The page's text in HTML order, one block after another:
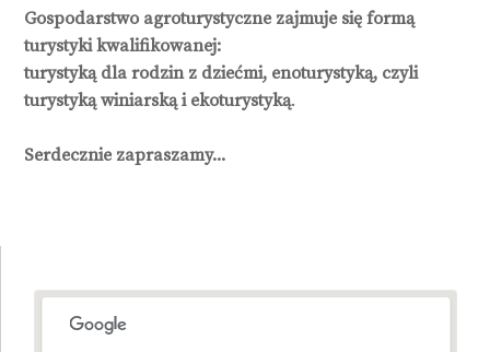
Gospodarstwo agroturystyczne zajmuje się formą
turystyki kwalifikowanej:
turystyką dla rodzin z dziećmi, enoturystyką, czyli
turystyką winiarską i ekoturystyką.
Serdecznie zapraszamy...